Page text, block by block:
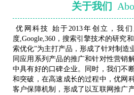
关于我们
优网科技 始于2013年创立，我
度,Google,360，搜索引擎技术的研究
索优化”为主打产品，形成了针对制造
同应用系列产品的推广和针对性营销
中具有好的口碑企业。同时，我们不
和突破，在高速成长的过程中，优网
客户保障机制，形成了以互联网推广